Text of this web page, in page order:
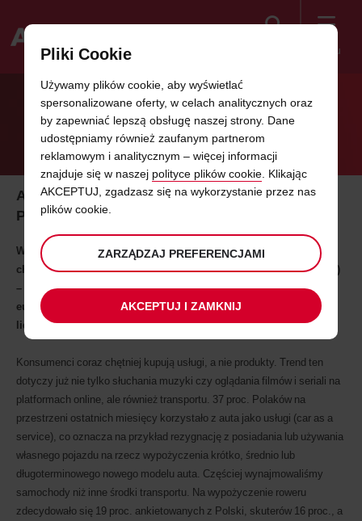
Menu
AUTO JAKO USŁUGA – POPULARNE
ROZWIĄZANIE WŚRÓD POLAKÓW
Auto jako usługa – popularne rozwiązanie wśród
Polaków
Warszawa, 15 kwietnia 2019 - Zamiast z własnego auta, Polacy
chętnie korzystają z samochodu jako usługi (ang. car as a service)
– wynika z badania przeprowadzonego pośród mieszkańców 14
europejskich państw, w tym Polski, na zlecenie
lidera rynku wynajmu aut*.
Konsumenci coraz chętniej kupują usługi, a nie produkty. Trend ten
dotyczy już nie tylko słuchania muzyki czy oglądania filmów i seriali na
platformach online, ale również transportu. 37 proc. Polaków na
przestrzeni ostatnich miesięcy korzystało z auta jako usługi (car as a
service), co oznacza na przykład rezygnację z posiadania lub używania
własnego pojazdu na rzecz wypożyczenia krótko, średnio lub
długoterminowego nowego modelu auta. Częściej wynajmowaliśmy
samochody niż inne środki transportu. Na wypożyczenie roweru
zdecydowało się 19 proc. ankietowanych z Polski, skuterów 16 proc., a
Pliki Cookie
Używamy plików cookie, aby wyświetlać
spersonalizowane oferty, w celach analitycznych oraz
by zapewniać lepszą obsługę naszej strony. Dane
udostępniamy również zaufanym partnerom
reklamowym i analitycznym – więcej informacji
znajduje się w naszej polityce plików cookie. Klikając
AKCEPTUJ, zgadzasz się na wykorzystanie przez nas
plików cookie.
ZARZĄDZAJ PREFERENCJAMI
AKCEPTUJ I ZAMKNIJ